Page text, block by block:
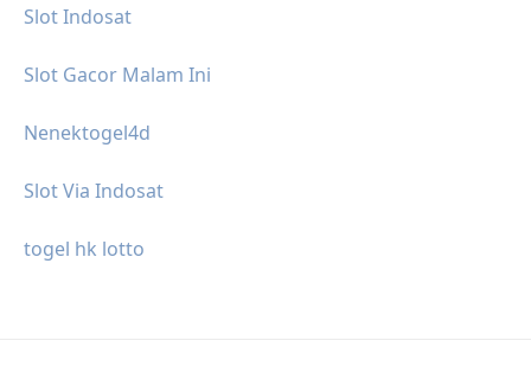
Slot Indosat
Slot Gacor Malam Ini
Nenektogel4d
Slot Via Indosat
togel hk lotto